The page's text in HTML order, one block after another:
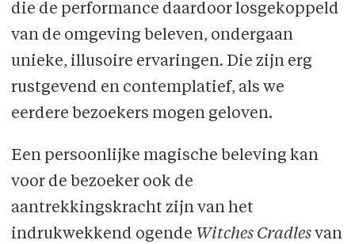
die de performance daardoor losgekoppeld
van de omgeving beleven, ondergaan
unieke, illusoire ervaringen. Die zijn erg
rustgevend en contemplatief, als we
eerdere bezoekers mogen geloven.
Een persoonlijke magische beleving kan
voor de bezoeker ook de
aantrekkingskracht zijn van het
indrukwekkend ogende Witches Cradlesvan